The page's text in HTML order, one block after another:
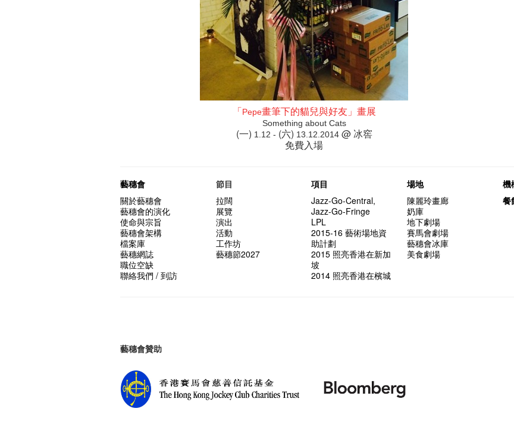
「Pepe畫筆下的貓兒與好友」畫展
Something about Cats
(一) 1.12 - (六) 13.12.2014@ 冰窖
免費入場
藝穗會
關於藝穗會
藝穗會的演化
使命與宗旨
藝穗會架構
檔案庫
藝穗網誌
職位空缺
聯絡我們 / 到訪
節目
拉闊
展覽
演出
活動
工作坊
藝穗節2027
項目
Jazz-Go-Central,
Jazz-Go-Fringe
LPL
2015-16 藝術場地資
助計劃
2015 照亮香港在新加
坡
2014 照亮香港在檳城
場地
陳麗玲畫廊
奶庫
地下劇場
賽馬會劇場
藝穗會冰庫
美食劇場
機
餐
藝穗會贊助